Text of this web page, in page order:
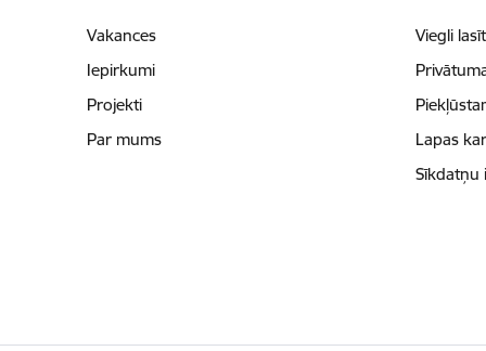
Vakances
Iepirkumi
Projekti
Par mums
Viegli lasīt
Lapas
Sīkdatņu